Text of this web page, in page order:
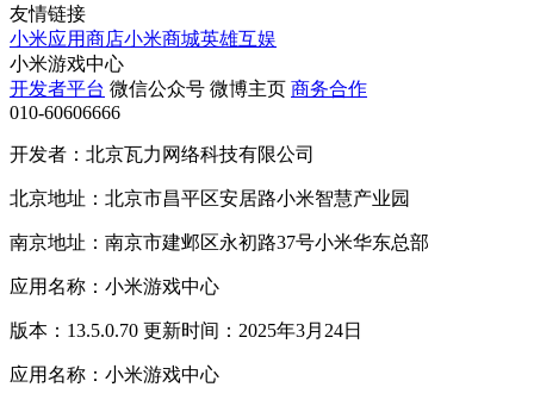
友情链接
小米应用商店小米商城英雄互娱
小米游戏中心
开发者平台 微信公众号 微博主页 商务合作
010-60606666
开发者：北京瓦力网络科技有限公司
北京地址：北京市昌平区安居路小米智慧产业园
南京地址：南京市建邺区永初路37号小米华东总部
应用名称：小米游戏中心
版本：13.5.0.70 更新时间：2025年3月24日
应用名称：小米游戏中心